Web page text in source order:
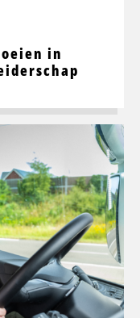
in